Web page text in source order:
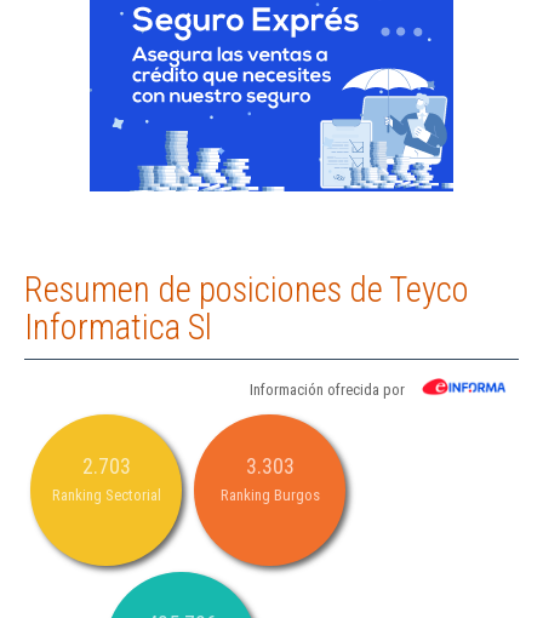
Resumen de posiciones de Teyco
Informatica Sl
Información ofrecida por
2.703
Ranking Sectorial
3.303
Ranking Burgos